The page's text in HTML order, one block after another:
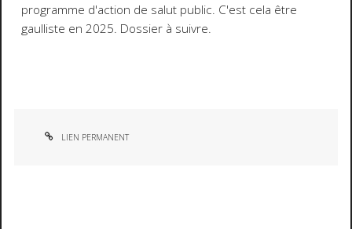
programme d'action de salut public. C'est cela être
gaulliste en 2025. Dossier à suivre.
LIEN PERMANENT